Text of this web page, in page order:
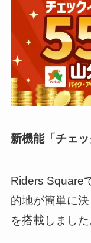
新機能「チェ
Riders Square
的地が簡単に
を搭載しました